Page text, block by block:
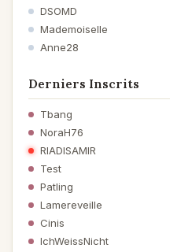
DSOMD
Mademoiselle
Anne28
Derniers Inscrits
Tbang
NoraH76
RIADISAMIR
Test
Patling
Lamereveille
Cinis
IchWeissNicht